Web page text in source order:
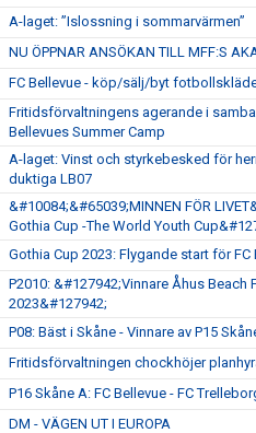
A-laget: ”Islossning i sommarvärmen”
NU ÖPPNAR ANSÖKAN TILL MFF:S
FC Bellevue - köp/sälj/byt
Fritidsförvaltningens agerande i
Bellevues Summer Camp
A-laget: Vinst och styrkebesked för
duktiga LB07
&#10084;&#65039;MINNEN FÖR
Gothia Cup -The World Youth
Gothia Cup 2023: Flygande start för FC
P2010: &#127942;Vinnare Åhus Beach
2023&#127942;
P08: Bäst i Skåne - Vinnare av P15
Fritidsförvaltningen chockhöjer
P16 Skåne A: FC Bellevue - FC
DM - VÄGEN UT I EUROPA